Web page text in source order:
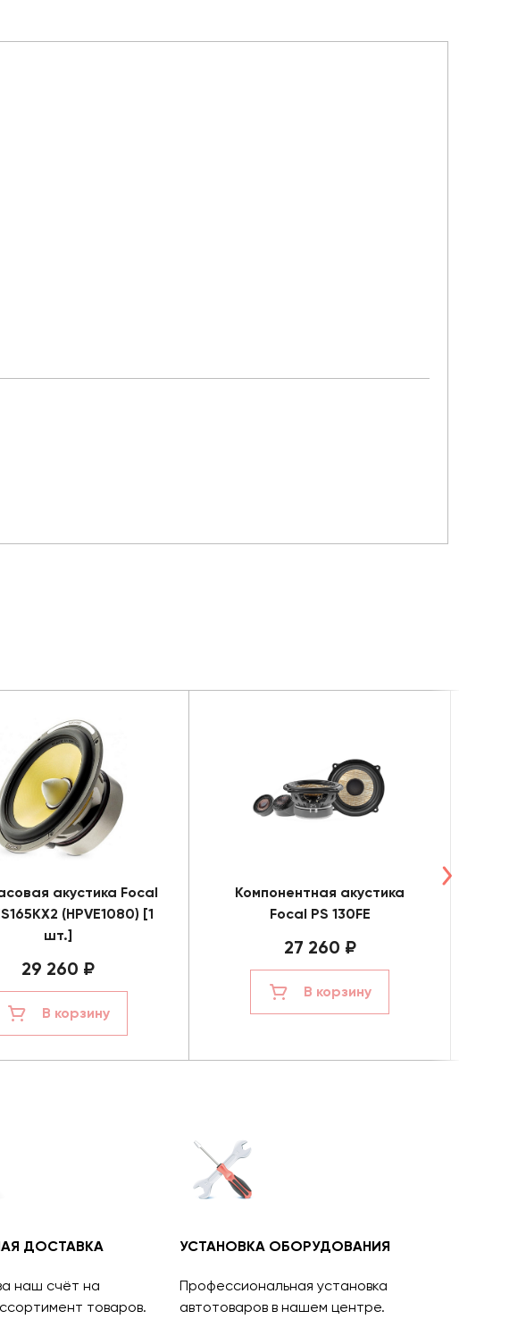
акустика Focal
(HPVE1080) [1
шт.]
29 260 ₽
В корзину
Компонентная акустика
Focal PS 130FE
27 260 ₽
В корзину
ДОСТАВКА
наш счёт на
товаров.
УСТАНОВКА ОБОРУДОВАНИЯ
Профессиональная установка
автотоваров в нашем центре.